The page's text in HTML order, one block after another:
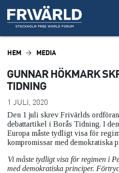
HEM MEDIA
GUNNAR HÖKMARK
TIDNING
1 JULI, 2020
Den 1 juli skrev Frivärlds
debattartikel i Borås Tidning. I
Europa måste tydligt visa för
kompromissar med demokratiska
Vi måste tydligt visa för regimen i
med demokratiska principer.